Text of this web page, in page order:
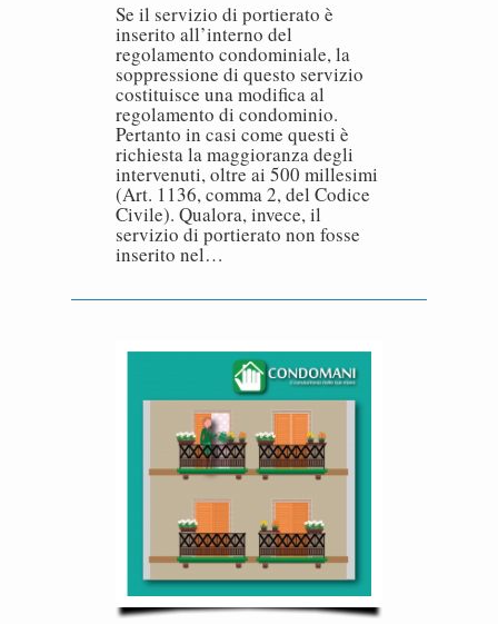
Se il servizio di portierato è
inserito all’interno del
regolamento condominiale, la
soppressione di questo servizio
costituisce una modifica al
regolamento di condominio.
Pertanto in casi come questi è
richiesta la maggioranza degli
intervenuti, oltre ai 500 millesimi
(Art. 1136, comma 2, del Codice
Civile). Qualora, invece, il
servizio di portierato non fosse
inserito nel…